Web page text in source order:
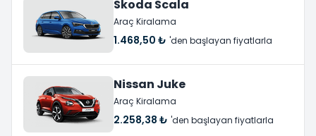
Skoda Scala
Araç Kiralama
1.468,50 ₺ 'den başlayan fiyatlarla
Nissan Juke
Araç Kiralama
2.258,38 ₺ 'den başlayan fiyatlarla